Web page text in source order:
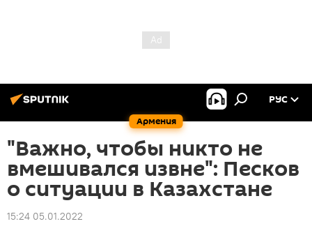
Армения
РУС
"Важно, чтобы никто не
вмешивался извне": Песков
о ситуации в Казахстане
15:24 05.01.2022